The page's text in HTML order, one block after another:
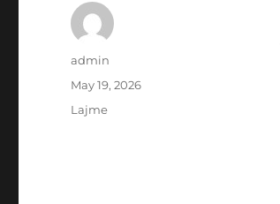
Author
admin
Posted
May 19, 2026
Categories
Lajme